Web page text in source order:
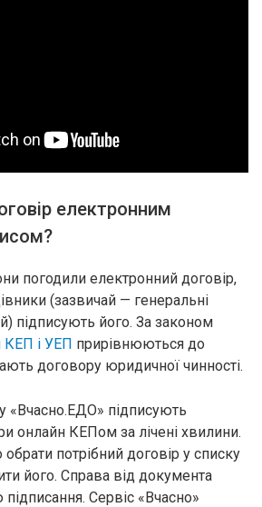
електронним
погодили електронний договір,
(зазвичай — генеральні
підписують його. За законом
КЕП і УЕП прирівнюються до
договору юридичної чинності.
«Вчасно.ЕДО» підписують
онлайн КЕПом за лічені хвилини.
потрібний договір у списку
його. Справа від документа
Сервіс «Вчасно»